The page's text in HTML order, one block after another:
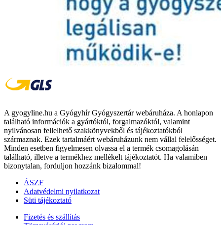
A gyogyline.hu a Gyógyhír Gyógyszertár webáruháza. A honlapon
található információk a gyártóktól, forgalmazóktól, valamint
nyilvánosan fellelhető szakkönyvekből és tájékoztatókból
származnak. Ezek tartalmáért webáruházunk nem vállal felelősséget.
Minden esetben figyelmesen olvassa el a termék csomagolásán
található, illetve a termékhez mellékelt tájékoztatót. Ha valamiben
bizonytalan, forduljon hozzánk bizalommal!
ÁSZF
Adatvédelmi nyilatkozat
Süti tájékoztató
Fizetés és szállítás